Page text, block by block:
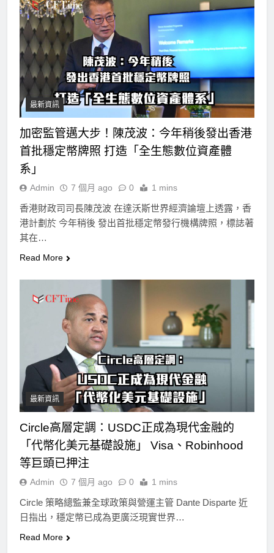
最新資訊
加密監管邁大步！陳茂波：今年稍後發出香港
首批穩定幣牌照 打造「全生態數位資產體
系」
Admin 7 個月 ago 0 1 mins
香港財政司司長陳茂波 在達沃斯世界經濟論壇上透露，香
港計劃於 今年稍後 發出首批穩定幣發行機構牌照，標誌著
其在…
Read More
最新資訊
Circle高層定調：USDC正成為現代金融的
「代幣化美元基礎設施」 Visa、Robinhood
等巨頭已押注
Admin 7 個月 ago 0 1 mins
Circle 策略總監兼全球政策與營運主管 Dante Disparte 近
日指出，穩定幣已成為更廣泛現實世界…
Read More